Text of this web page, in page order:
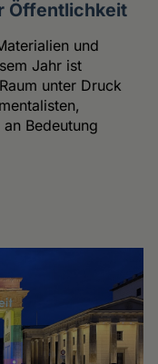
Öffentlichkeit
und
Jahr ist
unter Druck
Bedeutung